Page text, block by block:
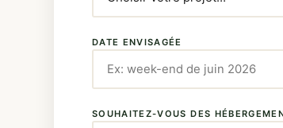
DATE ENVISAGÉE
SOUHAITEZ-VOUS DES